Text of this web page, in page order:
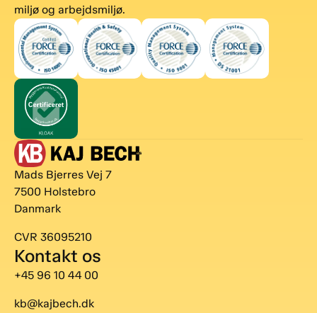
miljø og arbejdsmiljø.
Mads Bjerres Vej 7
7500 Holstebro
Danmark
CVR 36095210
Kontakt os
+45 96 10 44 00
kb@kajbech.dk